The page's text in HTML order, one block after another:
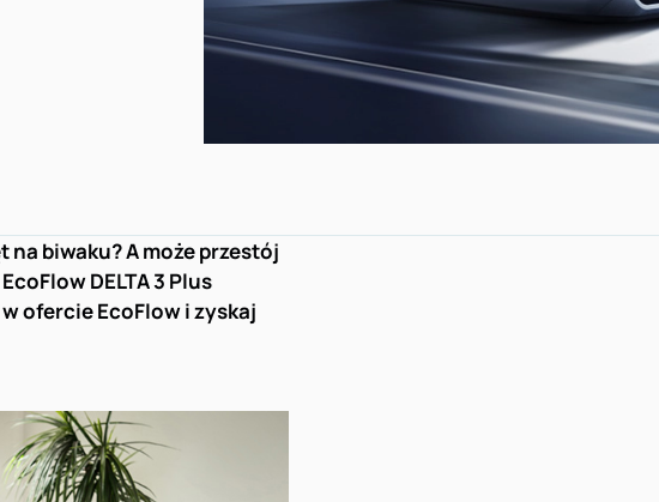
biwaku? A może przestój
DELTA 3 Plus
ofercie EcoFlow i zyskaj